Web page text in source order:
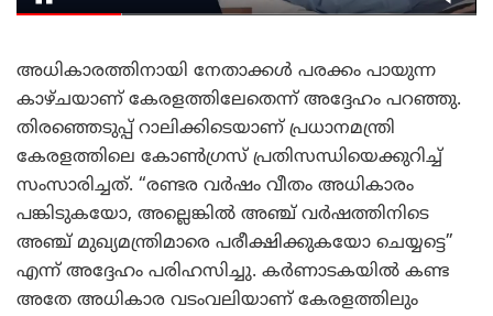
അധികാരത്തിനായി നേതാക്കൾ പരക്കം പായുന്ന
കാഴ്ചയാണ് കേരളത്തിലേതെന്ന് അദ്ദേഹം പറഞ്ഞു.
തിരഞ്ഞെടുപ്പ് റാലിക്കിടെയാണ് പ്രധാനമന്ത്രി
കേരളത്തിലെ കോൺഗ്രസ് പ്രതിസന്ധിയെക്കുറിച്ച്
സംസാരിച്ചത്. “രണ്ടര വർഷം വീതം അധികാരം
പങ്കിടുകയോ, അല്ലെങ്കിൽ അഞ്ച് വർഷത്തിനിടെ
അഞ്ച് മുഖ്യമന്ത്രിമാരെ പരീക്ഷിക്കുകയോ ചെയ്യട്ടെ”
എന്ന് അദ്ദേഹം പരിഹസിച്ചു. കർണാടകയിൽ കണ്ട
അതേ അധികാര വടംവലിയാണ് കേരളത്തിലും